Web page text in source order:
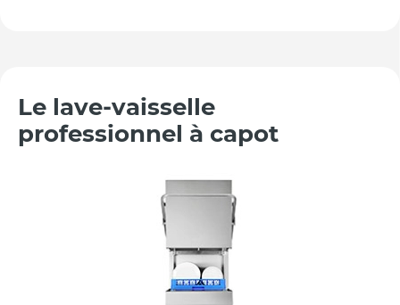
Le lave-vaisselle
professionnel à capot